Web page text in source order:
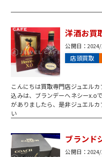
洋酒お買
公開日：
店頭買取
こんにちは買取専門店ジュエル
込みは、ブランデーヘネシーx.o
がありましたら、是非ジュエル
い
ブランド
公開日：